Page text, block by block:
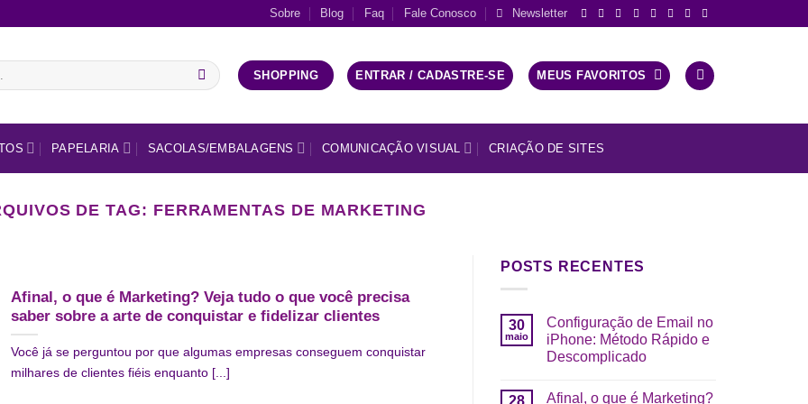
Sobre Blog Faq Fale Conosco Newsletter
SHOPPING ENTRAR / CADASTRE-SE MEUS FAVORITOS
PAPELARIA SACOLAS/EMBALAGENS COMUNICAÇÃO VISUAL CRIAÇÃO DE SITES
DE TAG: FERRAMENTAS DE MARKETING
Afinal, o que é Marketing? Veja tudo o que você precisa
saber sobre a arte de conquistar e fidelizar clientes
Você já se perguntou por que algumas empresas conseguem conquistar
milhares de clientes fiéis enquanto [...]
POSTS RECENTES
30
maio
Configuração de Email no
iPhone: Método Rápido e
Descomplicado
28
Afinal, o que é Marketing?